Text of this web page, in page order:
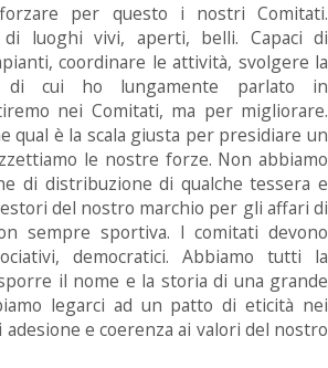
per questo i nostri Comitati.
di luoghi vivi, aperti, belli. Capaci di
coordinare le attività, svolgere la
di cui ho lungamente parlato in
nei Comitati, ma per migliorare.
qual è la scala giusta per presidiare un
le nostre forze. Non abbiamo
di distribuzione di qualche tessera e
del nostro marchio per gli affari di
sempre sportiva. I comitati devono
democratici. Abbiamo tutti la
il nome e la storia di una grande
legarci ad un patto di eticità nei
e coerenza ai valori del nostro